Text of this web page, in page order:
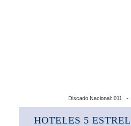
Discado Nacional: 011 -
HOTELES 5